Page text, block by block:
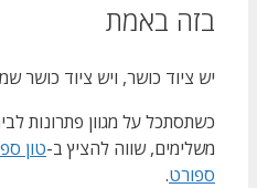
בזה באמת
יש ציוד כושר, ויש ציוד כושר
כשתסתכל על מגוון פתרונות
משלימים, שווה להציץ ב-טון
ספורט.